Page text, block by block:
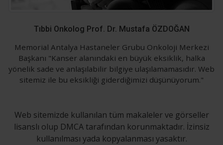
Tıbbi Onkolog Prof. Dr. Mustafa ÖZDOĞAN
Memorial Antalya Hastaneler Grubu Onkoloji Merkezi
Başkanı "Kanser alanındaki en büyük eksiklik, halka
yönelik sade ve anlaşılabilir bilgiye ulaşılamamasıdır. Web
sitemiz ile bu eksikliği giderdiğimizi düşünüyorum."
Web sitemizde kullanılan tüm makaleler ve görseller
lisanslı olup DMCA tarafından korunmaktadır. İzinsiz
kullanılması yada kopyalanması yasaktır.